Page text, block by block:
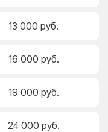
13 000 руб.
16 000 руб.
19 000 руб.
24 000 руб.